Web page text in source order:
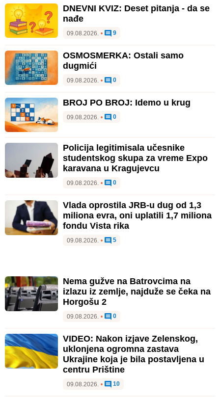
DNEVNI KVIZ: Deset pitanja - da se
nađe
09.08.2026. • 9
OSMOSMERKA: Ostali samo
dugmići
09.08.2026. • 0
BROJ PO BROJ: Idemo u krug
09.08.2026. • 0
Policija legitimisala učesnike
studentskog skupa za vreme Expo
karavana u Kragujevcu
09.08.2026. • 0
Vlada oprostila JRB-u dug od 1,3
miliona evra, oni uplatili 1,7 miliona
fondu Vista rika
09.08.2026. • 5
Nema gužve na Batrovcima na
izlazu iz zemlje, najduže se čeka na
Horgošu 2
09.08.2026. • 0
VIDEO: Nakon izjave Zelenskog,
uklonjena ogromna zastava
Ukrajine koja je bila postavljena u
centru Prištine
09.08.2026. • 10